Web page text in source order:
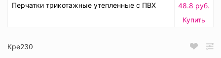
Перчатки трикотажные утепленные с ПВХ
48.8 руб.
Купить
Кре230